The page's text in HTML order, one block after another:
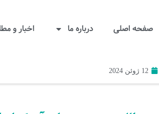
صفحه اصلی درباره ما اخبار و
12 ژوئن 2024